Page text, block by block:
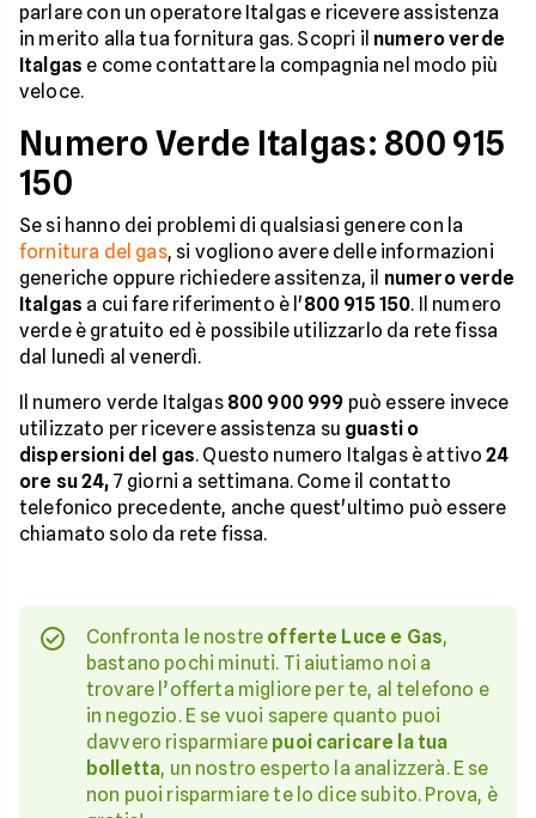
parlare con un operatore Italgas e ricevere assistenza
in merito alla tua fornitura gas. Scopri il numero verde
Italgas e come contattare la compagnia nel modo più
veloce.
Numero Verde Italgas: 800 915
150
Se si hanno dei problemi di qualsiasi genere con la
fornitura del gas, si vogliono avere delle informazioni
generiche oppure richiedere assitenza, il numero verde
Italgas a cui fare riferimento è l'800 915 150. Il numero
verde è gratuito ed è possibile utilizzarlo da rete fissa
dal lunedì al venerdì.
Il numero verde Italgas 800 900 999 può essere invece
utilizzato per ricevere assistenza su guasti o
dispersioni del gas. Questo numero Italgas è attivo24
ore su 24, 7 giorni a settimana. Come il contatto
telefonico precedente, anche quest'ultimo può essere
chiamato solo da rete fissa.
Confronta le nostre offerte Luce e Gas,
bastano pochi minuti. Ti aiutiamo noi a
trovare l’offerta migliore per te, al telefono e
in negozio. E se vuoi sapere quanto puoi
davvero risparmiare puoi caricare la tua
bolletta, un nostro esperto la analizzerà. E se
non puoi risparmiare te lo dice subito. Prova, è